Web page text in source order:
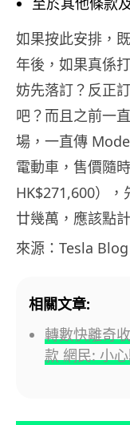
如果按此安排，
年後，如果真係
妨先落訂？反正
吧？而且之前一
場，一直傳
電動車，售價隨
HK$271,600）
廿幾萬，應該點
來源：Tesla Blog
相關文章:
轉數快離奇
款 網民: 小